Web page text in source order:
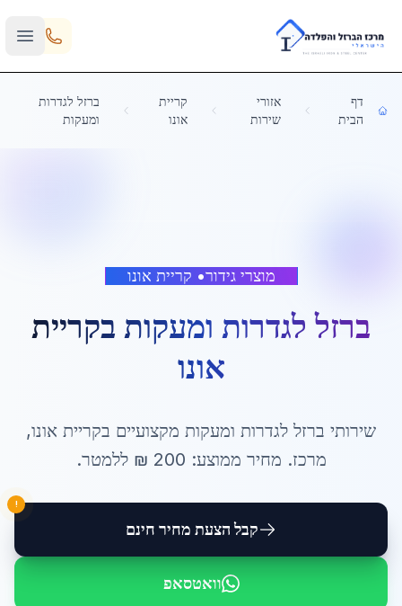
Skip to main content
דף
הבית
אזורי
שירות
קריית
אונו
ברזל לגדרות
ומעקות
מוצרי גידור• קריית אונו
ברזל לגדרות ומעקות בקריית
אונו
שירותי ברזל לגדרות ומעקות מקצועיים בקריית אונו,
מרכז. מחיר ממוצע: 200 ₪ ללמטר.
קבל הצעת מחיר חינם
!
וואטסאפ